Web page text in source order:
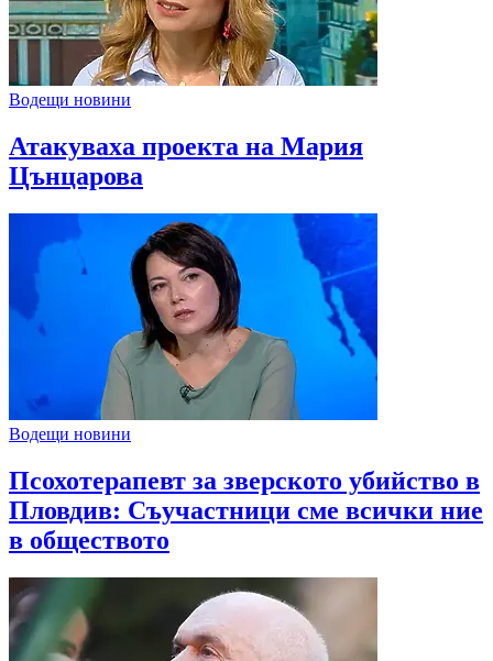
Водещи новини
Атакуваха проекта на Мария
Цънцарова
Водещи новини
Псохотерапевт за зверското убийство в
Пловдив: Съучастници сме всички ние
в обществото